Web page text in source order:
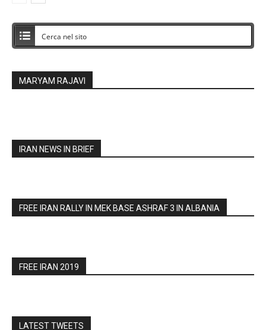
MARYAM RAJAVI
IRAN NEWS IN BRIEF
FREE IRAN RALLY IN MEK BASE ASHRAF 3 IN ALBANIA
FREE IRAN 2019
LATEST TWEETS